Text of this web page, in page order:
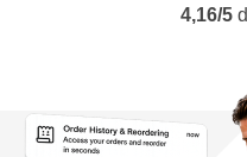
4,16/5